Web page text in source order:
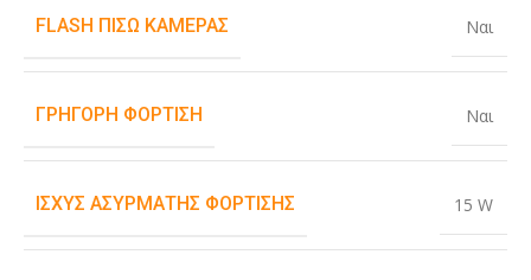
FLASH ΠΊΣΩ ΚΆΜΕΡΑΣ Ναι
ΓΡΉΓΟΡΗ ΦΌΡΤΙΣΗ Ναι
ΙΣΧΎΣ ΑΣΎΡΜΑΤΗΣ ΦΌΡΤΙΣΗΣ 15 W